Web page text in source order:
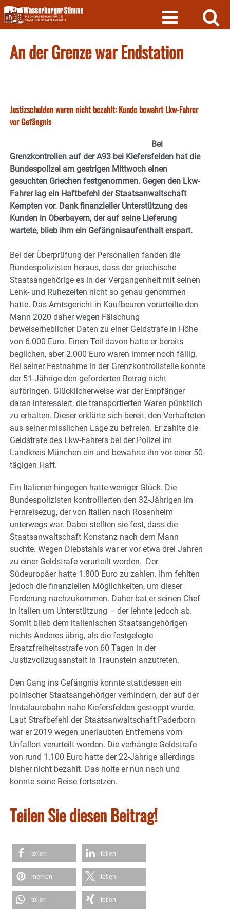
Skip
to
content
An der Grenze war Endstation
Justizschulden waren nicht bezahlt: Kunde bewahrt Lkw-Fahrer
vor Gefängnis
Bei
Grenzkontrollen auf der A93 bei Kiefersfelden hat die
Bundespolizei am gestrigen Mittwoch einen
gesuchten Griechen festgenommen. Gegen den Lkw-
Fahrer lag ein Haftbefehl der Staatsanwaltschaft
Kempten vor. Dank finanzieller Unterstützung des
Kunden in Oberbayern, der auf seine Lieferung
wartete, blieb ihm ein Gefängnisaufenthalt erspart.
Bei der Überprüfung der Personalien fanden die
Bundespolizisten heraus, dass der griechische
Staatsangehörige es in der Vergangenheit mit seinen
Lenk- und Ruhezeiten nicht so genau genommen
hatte. Das Amtsgericht in Kaufbeuren verurteilte den
Mann 2020 daher wegen Fälschung
beweiserheblicher Daten zu einer Geldstrafe in Höhe
von 6.000 Euro. Einen Teil davon hatte er bereits
beglichen, aber 2.000 Euro waren immer noch fällig.
Bei seiner Festnahme in der Grenzkontrollstelle konnte
der 51-Jährige den geforderten Betrag nicht
aufbringen. Glücklicherweise war der Empfänger
daran interessiert, die transportierten Waren pünktlich
zu erhalten. Dieser erklärte sich bereit, den Verhafteten
aus seiner misslichen Lage zu befreien. Er zahlte die
Geldstrafe des Lkw-Fahrers bei der Polizei im
Landkreis München ein und bewahrte ihn vor einer 50-
tägigen Haft.
Ein Italiener hingegen hatte weniger Glück. Die
Bundespolizisten kontrollierten den 32-Jährigen im
Fernreisezug, der von Italien nach Rosenheim
unterwegs war. Dabei stellten sie fest, dass die
Staatsanwaltschaft Konstanz nach dem Mann
suchte. Wegen Diebstahls war er vor etwa drei Jahren
zu einer Geldstrafe verurteilt worden. Der
Südeuropäer hatte 1.800 Euro zu zahlen. Ihm fehlten
jedoch die finanziellen Möglichkeiten, um dieser
Forderung nachzukommen. Daher bat er seinen Chef
in Italien um Unterstützung – der lehnte jedoch ab.
Somit blieb dem italienischen Staatsangehörigen
nichts Anderes übrig, als die festgelegte
Ersatzfreiheitsstrafe von 60 Tagen in der
Justizvollzugsanstalt in Traunstein anzutreten.
Den Gang ins Gefängnis konnte stattdessen ein
polnischer Staatsangehöriger verhindern, der auf der
Inntalautobahn nahe Kiefersfelden gestoppt wurde.
Laut Strafbefehl der Staatsanwaltschaft Paderborn
war er 2019 wegen unerlaubten Entfernens vom
Unfallort verurteilt worden. Die verhängte Geldstrafe
von rund 1.100 Euro hatte der 22-Jährige allerdings
bisher nicht bezahlt. Das holte er nun nach und
konnte seine Reise fortsetzen.
Teilen Sie diesen Beitrag!
teilen teilen
merken teilen
teilen teilen